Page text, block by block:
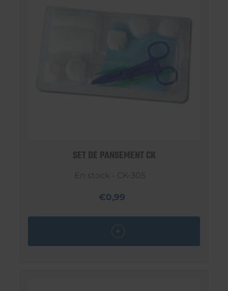
SET DE PANSEMENT CK
En stock - CK-305
€0,99